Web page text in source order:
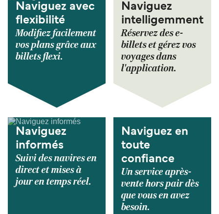
Naviguez avec
flexibilité
Modifiez facilement
vos plans grâce aux
billets flexi.
Naviguez
intelligemment
Réservez des e-
billets et gérez vos
voyages dans
l'application.
Naviguez
informés
Suivi des navires en
direct et mises à
jour en temps réel.
Naviguez en
toute
confiance
Un service après-
vente hors pair dès
que vous en avez
besoin.